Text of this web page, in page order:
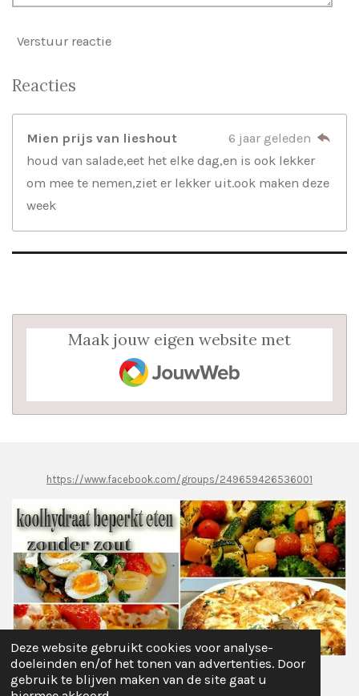
Deze website gebruikt cookies voor analyse-
doeleinden en/of het tonen van advertenties. Door
gebruik te blijven maken van de site gaat u
Verstuur reactie
Reacties
Mien prijs van lieshout
6 jaar geleden
houd van salade,eet het elke dag,en is ook lekker
om mee te nemen,ziet er lekker uit.ook maken deze
week
Maak jouw eigen website met
JouwWeb
https://www.facebook.com/groups/249659426536001
Delen Deel Share Pinnen Delen